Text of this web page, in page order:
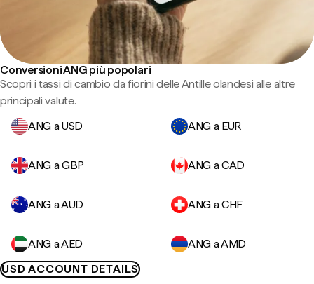
Conversioni ANG più popolari
Scopri i tassi di cambio da fiorini delle Antille olandesi alle altre
principali valute.
ANG a USD
ANG a EUR
ANG a GBP ANG a CAD
ANG a AUD ANG a CHF
ANG a AED
ANG a AMD
USD ACCOUNT DETAILS